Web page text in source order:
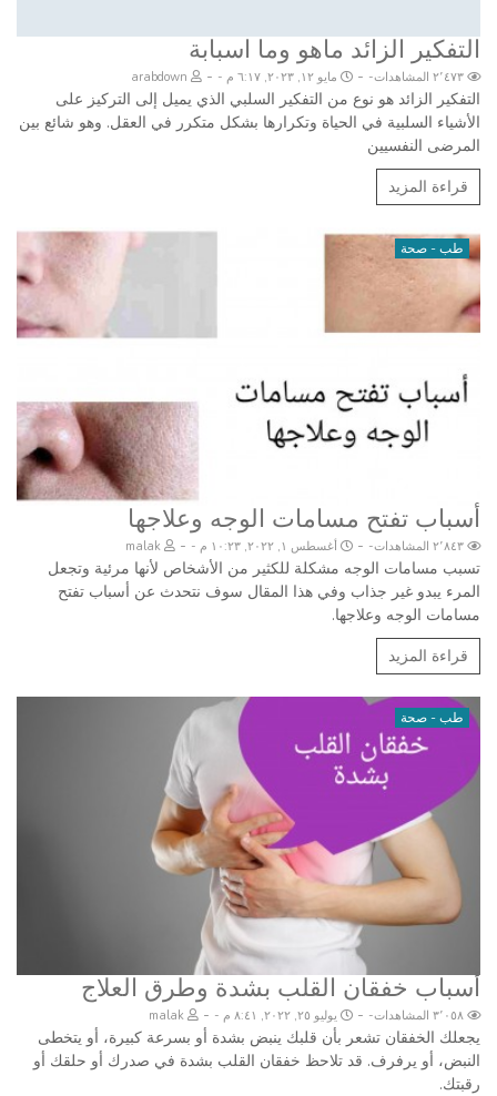
التفكير الزائد ماهو وما اسبابة
- مايو ١٢, ٢٠٢٣, ٦:١٧ م -
التفكير الزائد هو نوع من التفكير السلبي الذي يميل إلى التركيز على
الأشياء السلبية في الحياة وتكرارها بشكل متكرر في العقل. وهو شائع بين
المرضى النفسيين
قراءة المزيد
طب - صحة
أسباب تفتح مسامات الوجه وعلاجها
- أغسطس ١, ٢٠٢٢, ١٠:٢٣ م -
تسبب مسامات الوجه مشكلة للكثير من الأشخاص لأنها مرئية وتجعل
المرء يبدو غير جذاب وفي هذا المقال سوف نتحدث عن أسباب تفتح
مسامات الوجه وعلاجها.
قراءة المزيد
طب - صحة
أسباب خفقان القلب بشدة وطرق العلاج
- يوليو ٢٥, ٢٠٢٢, ٨:٤١ م -
يجعلك الخفقان تشعر بأن قلبك ينبض بشدة أو بسرعة كبيرة، أو يتخطى
النبض، أو يرفرف. قد تلاحظ خفقان القلب بشدة في صدرك أو حلقك أو
رقبتك.